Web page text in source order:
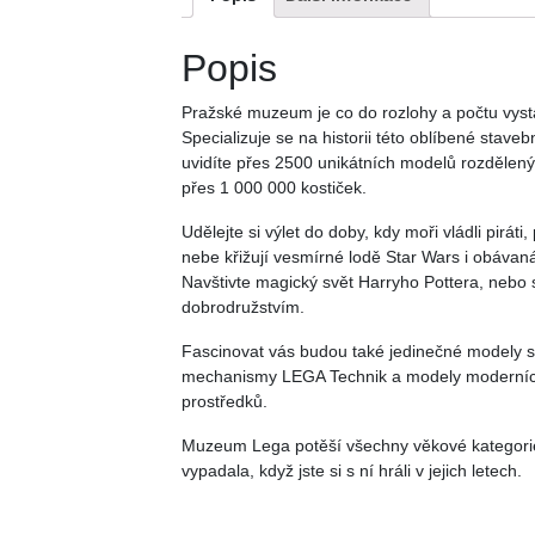
Popis
Pražské muzeum je co do rozlohy a počtu
Specializuje se na historii této oblíbené
uvidíte přes 2500 unikátních modelů
přes 1 000 000 kostiček.
Udělejte si výlet do doby, kdy moři vládli
nebe křižují vesmírné lodě Star Wars i
Navštivte magický svět Harryho Pottera,
dobrodružstvím.
Fascinovat vás budou také jedinečné modely
mechanismy LEGA Technik a modely
prostředků.
Muzeum Lega potěší všechny věkové
vypadala, když jste si s ní hráli v jejich letech.